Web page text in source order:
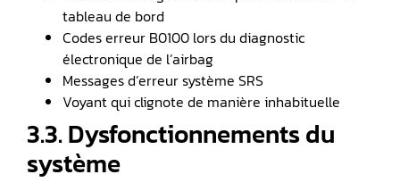
tableau de bord
Codes erreur B0100 lors du diagnostic
électronique de l’airbag
Messages d’erreur système SRS
Voyant qui clignote de manière inhabituelle
3.3. Dysfonctionnements du
système